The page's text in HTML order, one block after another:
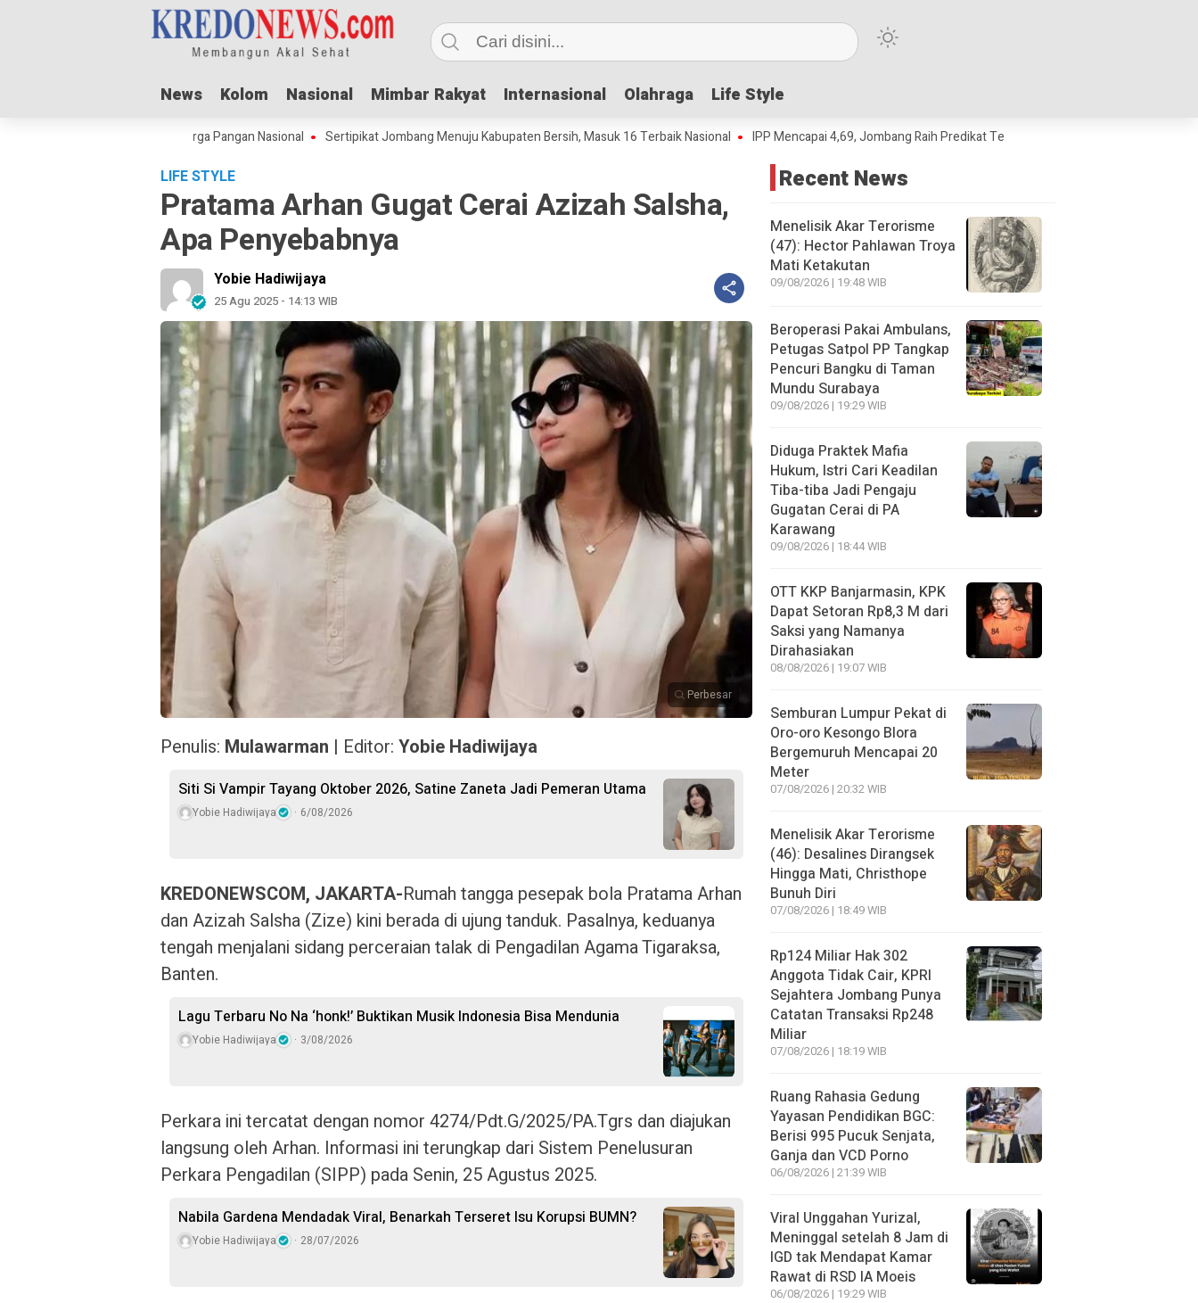
News Kolom Nasional Mimbar Rakyat Internasional Olahraga Life Style
News Kolom Nasional Mimbar Rakyat Internasional Olahraga Life Style
Dorong Lonjakan Harga Pangan Nasional Sertipikat Jombang Menuju Kabupaten Bersih, Masuk 16 Terbaik Nasional IPP Mencapai 4,69, Jombang Raih Predikat Terbaik Jawa Timur dan Peringkat III Nasional
LIFE STYLE
Pratama Arhan Gugat Cerai Azizah Salsha,
Apa Penyebabnya
Yobie Hadiwijaya
25 Agu 2025 - 14:13 WIB
Perbesar
Penulis: Mulawarman | Editor: Yobie Hadiwijaya
Siti Si Vampir Tayang Oktober 2026, Satine Zaneta Jadi Pemeran Utama
Yobie Hadiwijaya 6/08/2026
KREDONEWSCOM, JAKARTA-Rumah tangga pesepak bola Pratama Arhan
dan Azizah Salsha (Zize) kini berada di ujung tanduk. Pasalnya, keduanya
tengah menjalani sidang perceraian talak di Pengadilan Agama Tigaraksa,
Banten.
Lagu Terbaru No Na ‘honk!’ Buktikan Musik Indonesia Bisa Mendunia
Yobie Hadiwijaya 3/08/2026
Perkara ini tercatat dengan nomor 4274/Pdt.G/2025/PA.Tgrs dan diajukan
langsung oleh Arhan. Informasi ini terungkap dari Sistem Penelusuran
Perkara Pengadilan (SIPP) pada Senin, 25 Agustus 2025.
Nabila Gardena Mendadak Viral, Benarkah Terseret Isu Korupsi BUMN?
Yobie Hadiwijaya 28/07/2026
Recent News
Menelisik Akar Terorisme
(47): Hector Pahlawan Troya
Mati Ketakutan
09/08/2026 | 19:48 WIB
Beroperasi Pakai Ambulans,
Petugas Satpol PP Tangkap
Pencuri Bangku di Taman
Mundu Surabaya
09/08/2026 | 19:29 WIB
Diduga Praktek Mafia
Hukum, Istri Cari Keadilan
Tiba-tiba Jadi Pengaju
Gugatan Cerai di PA
Karawang
09/08/2026 | 18:44 WIB
OTT KKP Banjarmasin, KPK
Dapat Setoran Rp8,3 M dari
Saksi yang Namanya
Dirahasiakan
08/08/2026 | 19:07 WIB
Semburan Lumpur Pekat di
Oro-oro Kesongo Blora
Bergemuruh Mencapai 20
Meter
07/08/2026 | 20:32 WIB
Menelisik Akar Terorisme
(46): Desalines Dirangsek
Hingga Mati, Christhope
Bunuh Diri
07/08/2026 | 18:49 WIB
Rp124 Miliar Hak 302
Anggota Tidak Cair, KPRI
Sejahtera Jombang Punya
Catatan Transaksi Rp248
Miliar
07/08/2026 | 18:19 WIB
Ruang Rahasia Gedung
Yayasan Pendidikan BGC:
Berisi 995 Pucuk Senjata,
Ganja dan VCD Porno
06/08/2026 | 21:39 WIB
Viral Unggahan Yurizal,
Meninggal setelah 8 Jam di
IGD tak Mendapat Kamar
Rawat di RSD IA Moeis
06/08/2026 | 19:29 WIB